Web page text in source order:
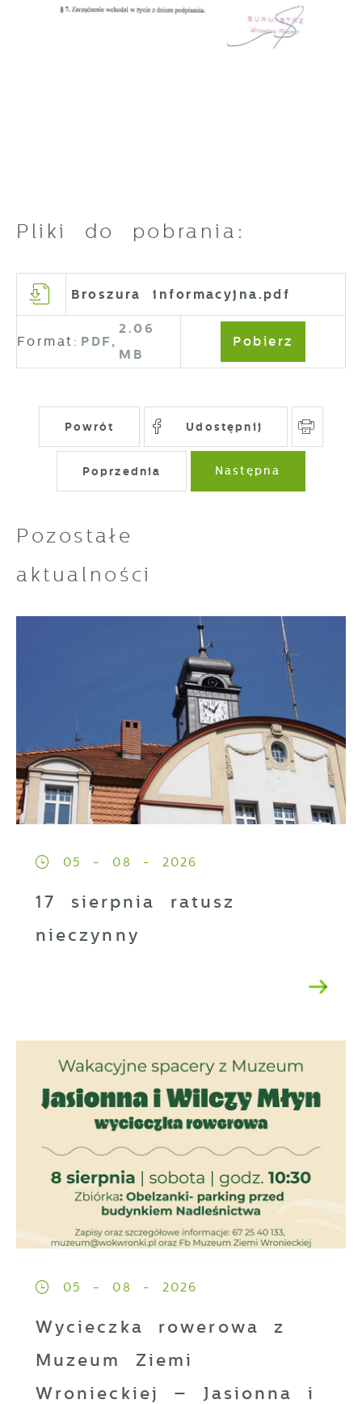
Pliki do pobrania:
Broszura informacyjna.pdf
Format: PDF,
2.06
MB
Pobierz
Powrót Udostępnij
Poprzednia Następna
Pozostałe
aktualności
05 - 08 - 2026
17 sierpnia ratusz
nieczynny
05 - 08 - 2026
Wycieczka rowerowa z
Muzeum Ziemi
Wronieckiej – Jasionna i